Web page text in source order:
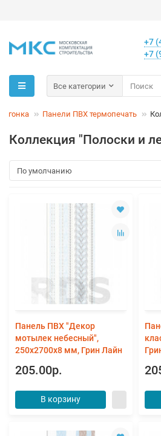
+7
+7
Все категории
Панели ПВХ термопечать
Коллекция "Полоски и
Панель ПВХ "Декор
мотылек небесный",
250х2700х8 мм, Грин Лайн
205.00р.
В корзину